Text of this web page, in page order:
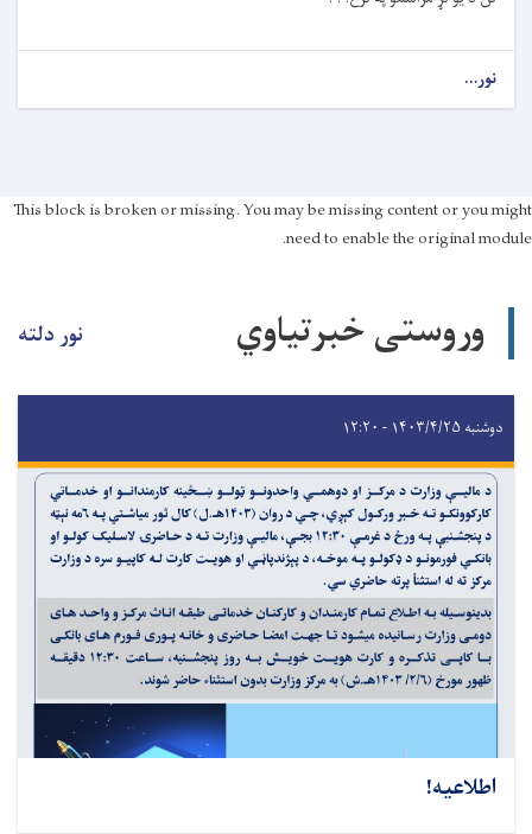
نور...
This block is broken or missing. You may be missing content or you might
need to enable the original module.
وروستی خبرتیاوي نور دلته
دوشنبه ۱۴۰۳/۴/۲۵ - ۱۲:۲۰
اطلاعیه!